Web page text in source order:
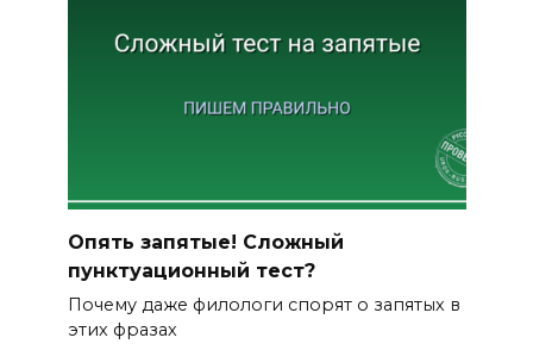
Опять запятые! Сложный
пунктуационный тест?
Почему даже филологи спорят о запятых в
этих фразах